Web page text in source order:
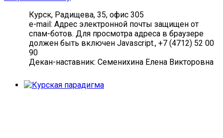
Курск, Радищева, 35, офис 305
e-mail: Адрес электронной почты защищен от
спам-ботов. Для просмотра адреса в браузере
должен быть включен Javascript., +7 (4712) 52 00
90
Декан-наставник: Семенихина Елена Викторовна